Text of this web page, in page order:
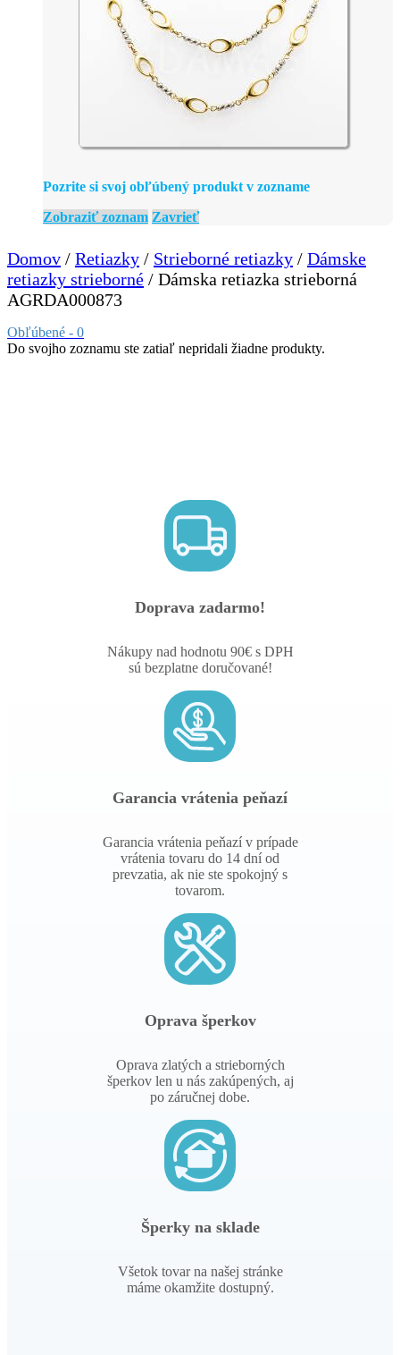
Pozrite si svoj obľúbený produkt v zozname
Zobraziť zoznam Zavrieť
Domov / Retiazky / Strieborné retiazky / Dámske
retiazky strieborné / Dámska retiazka strieborná
AGRDA000873
Obľúbené - 0
Do svojho zoznamu ste zatiaľ nepridali žiadne produkty.
Doprava zadarmo!
Nákupy nad hodnotu 90€ s DPH
sú bezplatne doručované!
Garancia vrátenia peňazí
Garancia vrátenia peňazí v prípade
vrátenia tovaru do 14 dní od
prevzatia, ak nie ste spokojný s
tovarom.
Oprava šperkov
Oprava zlatých a strieborných
šperkov len u nás zakúpených, aj
po záručnej dobe.
Šperky na sklade
Všetok tovar na našej stránke
máme okamžite dostupný.